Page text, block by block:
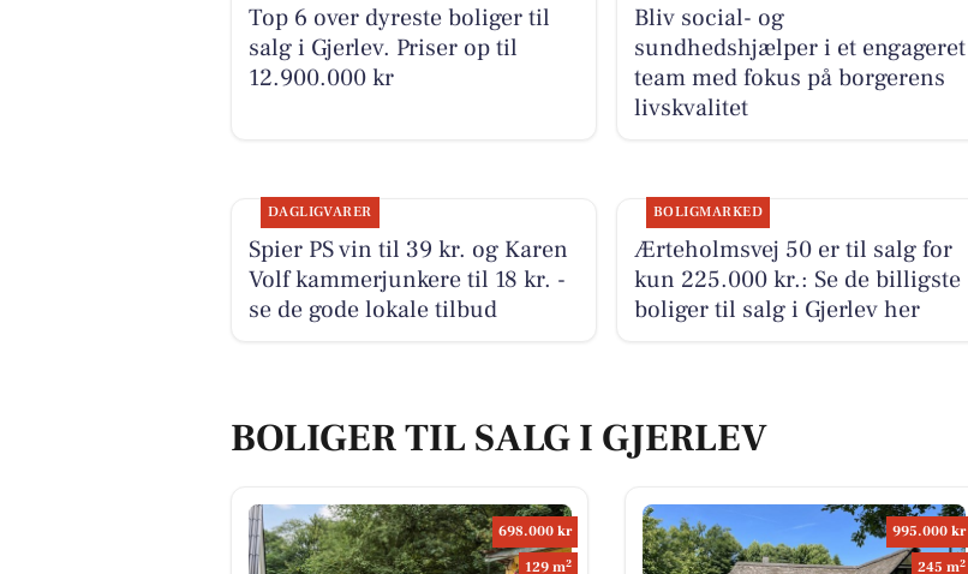
Top 6 over dyreste boliger til
salg i Gjerlev. Priser op til
12.900.000 kr
Bliv social- og
sundhedshjælper i et engageret
team med fokus på borgerens
livskvalitet
DAGLIGVARER
Spier PS vin til 39 kr. og Karen
Volf kammerjunkere til 18 kr. -
se de gode lokale tilbud
BOLIGMARKED
Ærteholmsvej 50 er til salg for
kun 225.000 kr.: Se de billigste
boliger til salg i Gjerlev her
BOLIGER TIL SALG I GJERLEV
698.000 kr
129 m2
995.000 kr
245 m2